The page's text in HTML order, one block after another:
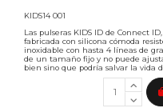
KIDS14 001
Las pulseras KIDS ID de Connect
fabricada con silicona cómoda
inoxidable con hasta 4 líneas de
de un tamaño fijo y no puede
bien sino que podría salvar la vida